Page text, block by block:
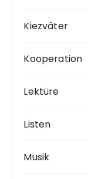
Kiezväter
Kooperation
Lektüre
Listen
Musik